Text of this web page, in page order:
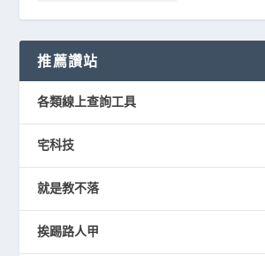
推薦讚站
各類線上查詢工具
宅科技
就是教不落
挨踢路人甲